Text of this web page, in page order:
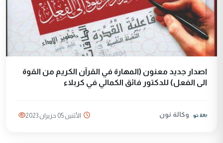
اصدار جديد معنون (المهارة في القرآن الكريم من القوة
الى الفعل) للدكتور فائق الكمالي في كربلاء
وكالة نون الأثنين 05 حزيران 2023